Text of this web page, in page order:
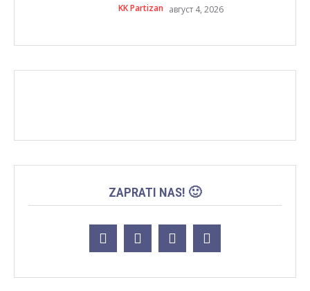
KK Partizan август 4, 2026
ZAPRATI NAS! 🙂